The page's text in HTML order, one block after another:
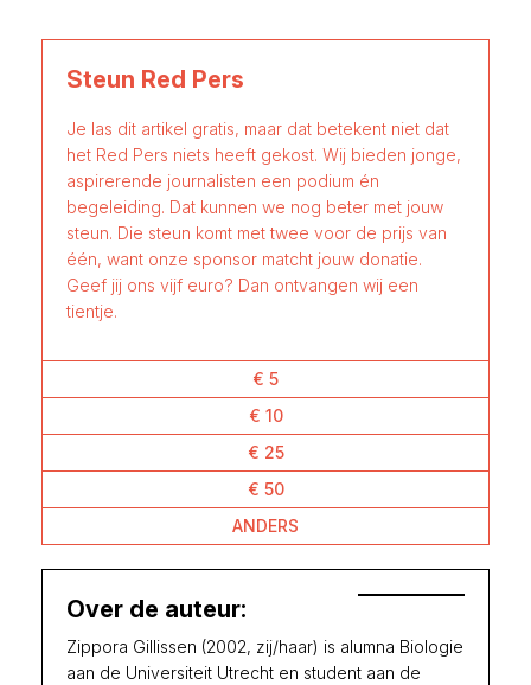
Steun Red Pers
Je las dit artikel gratis, maar dat betekent niet dat
het Red Pers niets heeft gekost. Wij bieden jonge,
aspirerende journalisten een podium én
begeleiding. Dat kunnen we nog beter met jouw
steun. Die steun komt met twee voor de prijs van
één, want onze sponsor matcht jouw donatie.
Geef jij ons vijf euro? Dan ontvangen wij een
tientje.
€ 5
€ 10
€ 25
€ 50
ANDERS
Over de auteur:
Zippora Gillissen (2002, zij/haar) is alumna Biologie
aan de Universiteit Utrecht en student aan de